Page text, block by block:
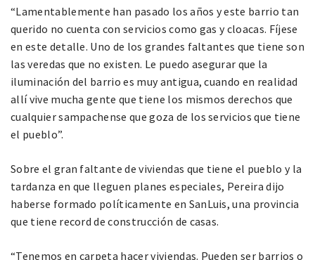
“Lamentablemente han pasado los años y este barrio tan
querido no cuenta con servicios como gas y cloacas. Fíjese
en este detalle. Uno de los grandes faltantes que tiene son
las veredas que no existen. Le puedo asegurar que la
iluminación del barrio es muy antigua, cuando en realidad
allí vive mucha gente que tiene los mismos derechos que
cualquier sampachense que goza de los servicios que tiene
el pueblo”.
Sobre el gran faltante de viviendas que tiene el pueblo y la
tardanza en que lleguen planes especiales, Pereira dijo
haberse formado políticamente en SanLuis, una provincia
que tiene record de construcción de casas.
“Tenemos en carpeta hacer viviendas. Pueden ser barrios o